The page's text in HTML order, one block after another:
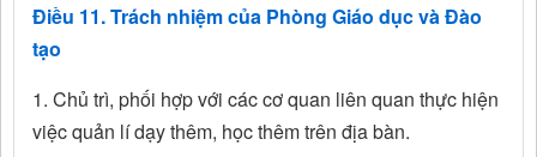
Điều 11. Trách nhiệm của Phòng Giáo dục và Đào
tạo
1. Chủ trì, phối hợp với các cơ quan liên quan thực hiện
việc quản lí dạy thêm, học thêm trên địa bàn.